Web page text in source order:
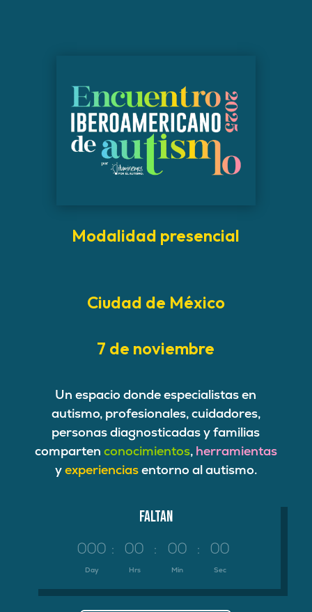
Modalidad presencial
Ciudad de México
7 de noviembre
Un espacio donde especialistas en
autismo, profesionales, cuidadores,
personas diagnosticadas y familias
comparten conocimientos, herramientas
yexperienciasentorno al autismo.
Faltan
000
Day
: 00
Hrs
: 00
Min
: 00
Sec